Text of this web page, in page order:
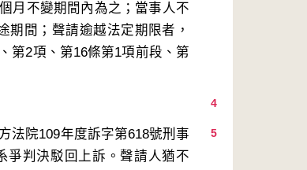
月不變期間內為之；當事人不
期間；聲請逾越法定期限者，
第2項、第16條第1項前段、第
4
5
法院109年度訴字第618號刑事
爭判決駁回上訴。聲請人猶不